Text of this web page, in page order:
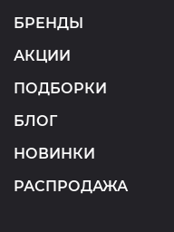
БРЕНДЫ
АКЦИИ
ПОДБОРКИ
БЛОГ
НОВИНКИ
РАСПРОДАЖА